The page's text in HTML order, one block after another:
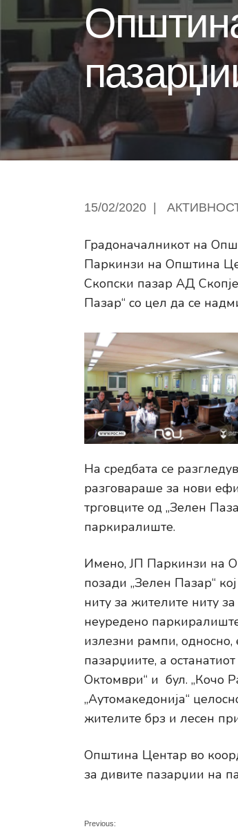
15/02/2020
Градоначалникот на
Паркинзи на Општина
Скопски пазар АД
Пазар“ со цел да се
На средбата се
разговараше за нови
трговците од „Зелен
паркиралиште.
Имено, ЈП Паркинзи на
позади „Зелен Пазар“
ниту за жителите ниту
неуредено
излезни рампи,
пазарџиите, а
Октомври“ и бул. „Кочо
„Аутомакедонија“
жителите брз и лесен
Општина Центар во
за дивите пазарџии на
Previous: